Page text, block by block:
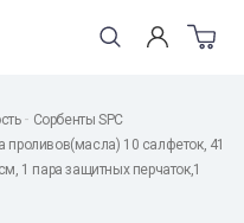
Сорбенты SPC
проливов(масла) 10 салфеток, 41
1 пара защитных перчаток,1